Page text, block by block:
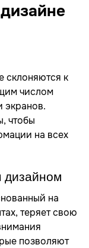
склоняются к
числом
экранов.
чтобы
на всех
дизайном
на
теряет свою
позволяют